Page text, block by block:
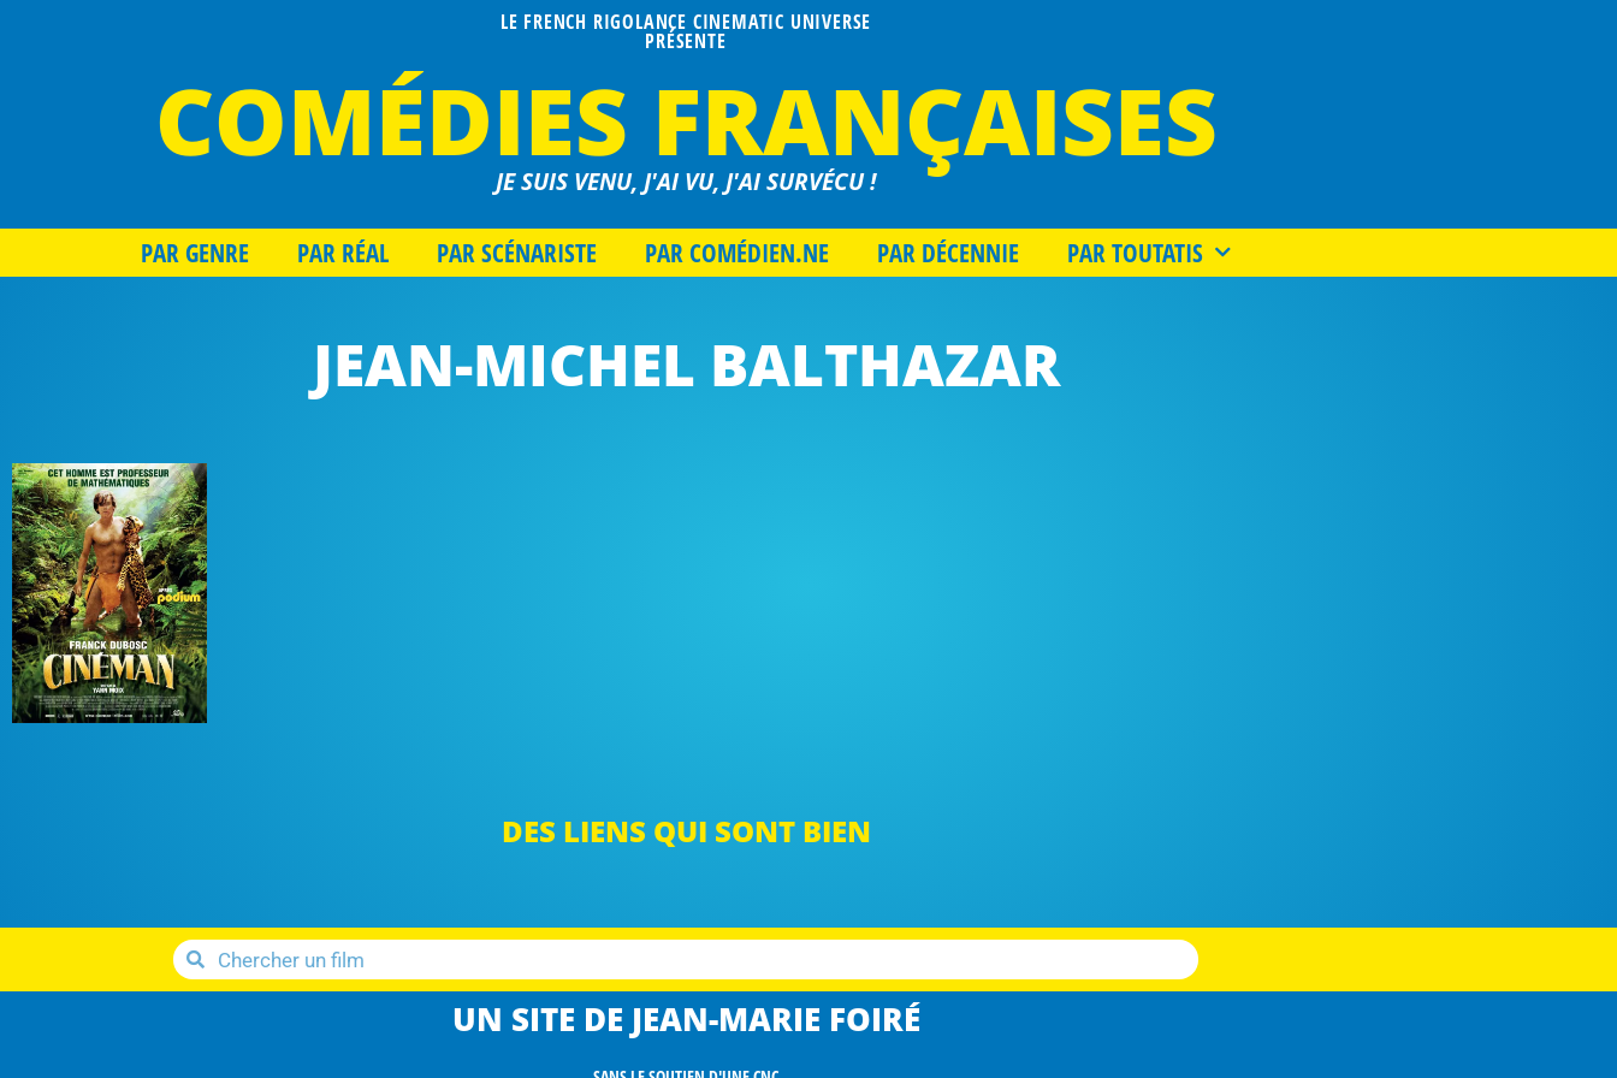
LE FRENCH RIGOLANCE CINEMATIC UNIVERSE
PRÉSENTE
COMÉDIES FRANÇAISES
JE SUIS VENU, J'AI VU, J'AI SURVÉCU !
PAR GENRE PAR RÉAL PAR SCÉNARISTE PAR COMÉDIEN.NE PAR DÉCENNIE PAR TOUTATIS
JEAN-MICHEL BALTHAZAR
DES LIENS QUI SONT BIEN
UN SITE DE JEAN-MARIE FOIRÉ